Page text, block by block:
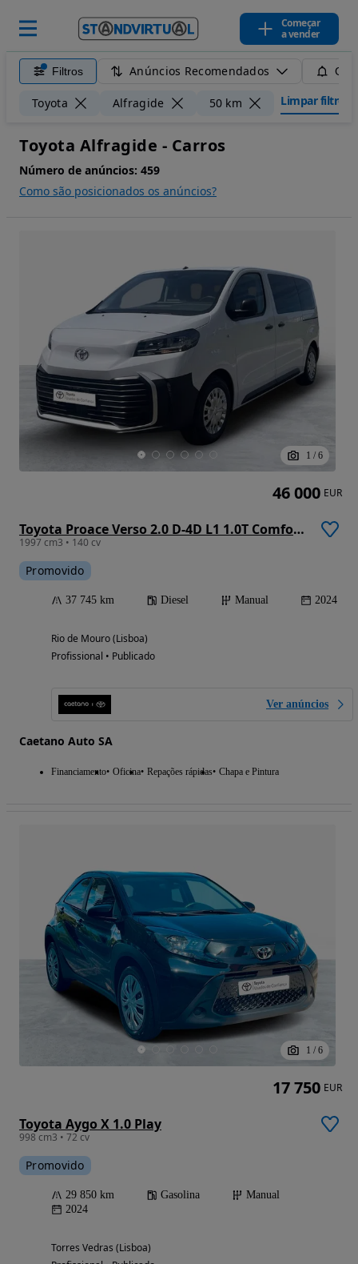
Começar
a vender
Filtros Anúncios Recomendados
Toyota Alfragide 50 km Limpar filtros
Toyota Alfragide - Carros
Número de anúncios: 459
Como são posicionados os anúncios?
1 / 6
Toyota Proace Verso 2.0 D-4D L1 1.0T Comfort 9L
1997 cm3 • 140 cv
Promovido
37 745 km Diesel Manual 2024
Rio de Mouro (Lisboa)
Profissional • Publicado
Ver anúncios
Caetano Auto SA
Financiamento Oficina Repações rápidas Chapa e Pintura
46 000 EUR
1 / 6
Toyota Aygo X 1.0 Play
998 cm3 • 72 cv
Promovido
29 850 km Gasolina
Manual
2024
Torres Vedras (Lisboa)
17 750 EUR